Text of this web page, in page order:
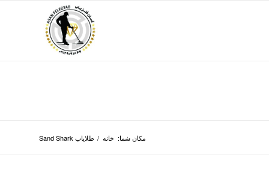
مکان شما: خانه / طلایاب Sand Shark